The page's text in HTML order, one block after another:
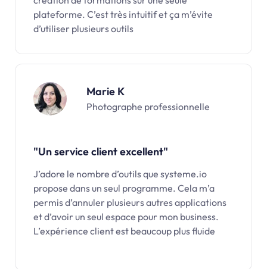
plateforme. C’est très intuitif et ça m’évite
d’utiliser plusieurs outils
Marie K
Photographe professionnelle
"Un service client excellent"
J’adore le nombre d’outils que systeme.io
propose dans un seul programme. Cela m’a
permis d’annuler plusieurs autres applications
et d’avoir un seul espace pour mon business.
L’expérience client est beaucoup plus fluide